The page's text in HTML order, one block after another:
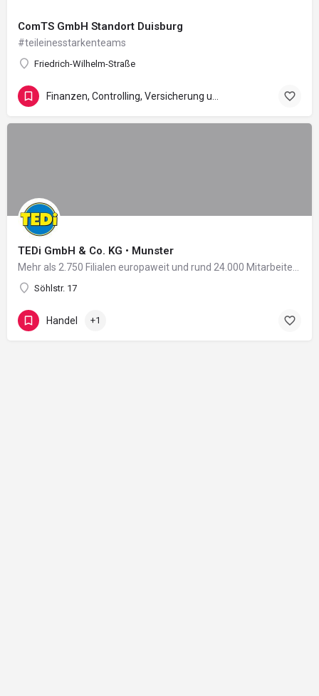
ComTS GmbH Standort Duisburg
#teileinesstarkenteams
Friedrich-Wilhelm-Straße
Finanzen, Controlling, Versicherung und Recht
TEDi GmbH & Co. KG • Munster
Söhlstr. 17
Handel +1